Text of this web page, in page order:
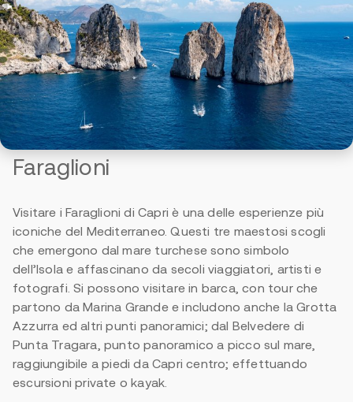
Faraglioni
Visitare i Faraglioni di Capri è una delle esperienze più
iconiche del Mediterraneo. Questi tre maestosi scogli
che emergono dal mare turchese sono simbolo
dell’Isola e affascinano da secoli viaggiatori, artisti e
fotografi. Si possono visitare in barca, con tour che
partono da Marina Grande e includono anche la Grotta
Azzurra ed altri punti panoramici; dal Belvedere di
Punta Tragara, punto panoramico a picco sul mare,
raggiungibile a piedi da Capri centro; effettuando
escursioni private o kayak.